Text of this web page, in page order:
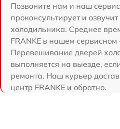
Позвоните нам и наш
проконсультирует и
холодильника. Среднее
FRANKE в нашем сервисном
Перевешивание дверей
выполняется на выезде,
ремонта. Наш курьер
центр FRANKE и обратно.